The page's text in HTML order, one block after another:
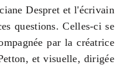
Despret et l'écrivain
questions. Celles-ci se
par la créatrice
et visuelle, dirigée